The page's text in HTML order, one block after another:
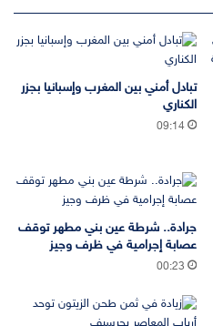
تبادل أمني بين المغرب وإسبانيا بجزر
الكناري
09:14
جرادة.. شرطة عين بني مطهر توقف
عصابة إجرامية في ظرف وجيز
00:23